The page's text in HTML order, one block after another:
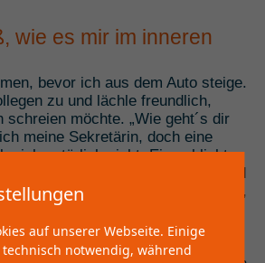
wie es mir im inneren
bevor ich aus dem Auto steige.
zu und lächle freundlich,
schreien möchte. „Wie geht´s dir
meine Sekretärin, doch eine
ich natürlich nicht. Ein schlichtes
reicht. Ich schließe die Bürotür und
losschreien. Die Arbeit stapelt sich,
schon klopft ein Mitarbeiter an
hatte ich
Also setze ich wieder meine
auf unserer Webseite. Einige
notwendig, während